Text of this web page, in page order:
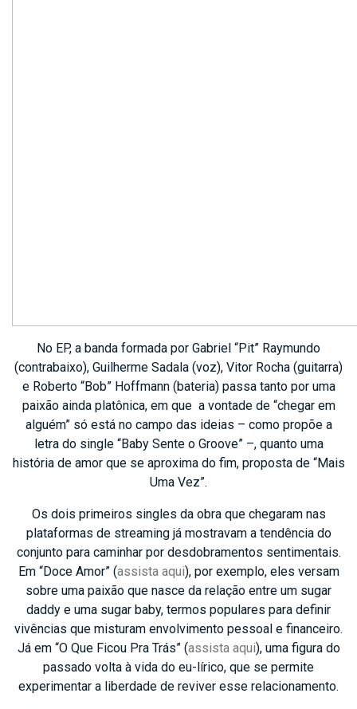
No EP, a banda formada por Gabriel “Pit” Raymundo
(contrabaixo), Guilherme Sadala (voz), Vitor Rocha (guitarra)
e Roberto “Bob” Hoffmann (bateria) passa tanto por uma
paixão ainda platônica, em que a vontade de “chegar em
alguém” só está no campo das ideias – como propõe a
letra do single “Baby Sente o Groove” –, quanto uma
história de amor que se aproxima do fim, proposta de “Mais
Uma Vez”.
Os dois primeiros singles da obra que chegaram nas
plataformas de streaming já mostravam a tendência do
conjunto para caminhar por desdobramentos sentimentais.
Em “Doce Amor” (assista aqui), por exemplo, eles versam
sobre uma paixão que nasce da relação entre um sugar
daddy e uma sugar baby, termos populares para definir
vivências que misturam envolvimento pessoal e financeiro.
Já em “O Que Ficou Pra Trás” (assista aqui), uma figura do
passado volta à vida do eu-lírico, que se permite
experimentar a liberdade de reviver esse relacionamento.